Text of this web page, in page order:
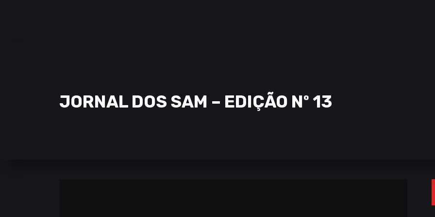
JORNAL DOS SAM – EDIÇÃO Nº 13